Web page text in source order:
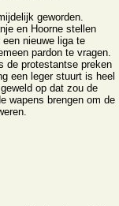
geworden.
en Hoorne stellen
een nieuwe liga te
pardon te vragen.
de protestantse preken
een leger stuurt is heel
op dat zou de
wapens brengen om de